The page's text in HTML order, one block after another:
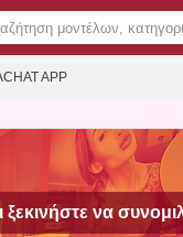
APP
να